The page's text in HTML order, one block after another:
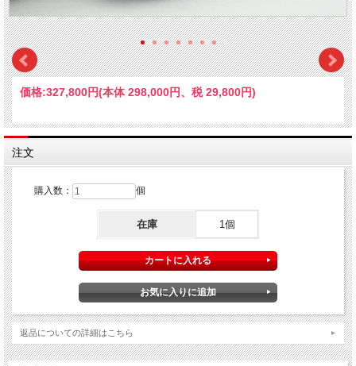
価格:327,800円(本体 298,000円、税 29,800円)
注文
購入数： 個
在庫 1個
返品についての詳細はこちら